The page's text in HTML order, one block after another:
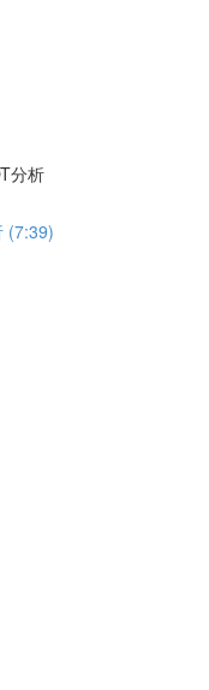
分析
(7:39)